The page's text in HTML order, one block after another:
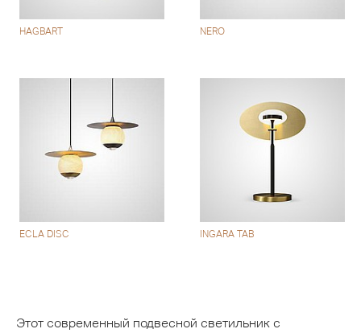
HAGBART NERO
ECLA DISC INGARA TAB
Этот современный подвесной светильник с